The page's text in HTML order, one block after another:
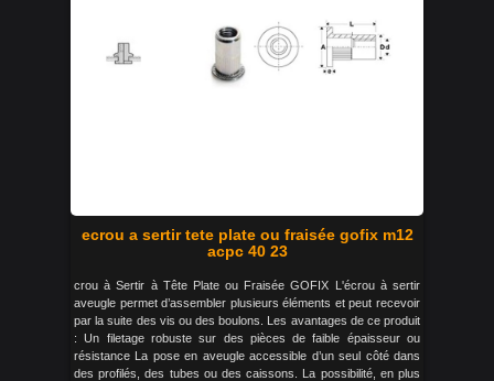
ecrou a sertir tete plate ou fraisée gofix m12
acpc 40 23
crou à Sertir à Tête Plate ou Fraisée GOFIX L'écrou à sertir
aveugle permet d’assembler plusieurs éléments et peut recevoir
par la suite des vis ou des boulons. Les avantages de ce produit
: Un filetage robuste sur des pièces de faible épaisseur ou
résistance La pose en aveugle accessible d’un seul côté dans
des profilés, des tubes ou des caissons. La possibilité, en plus